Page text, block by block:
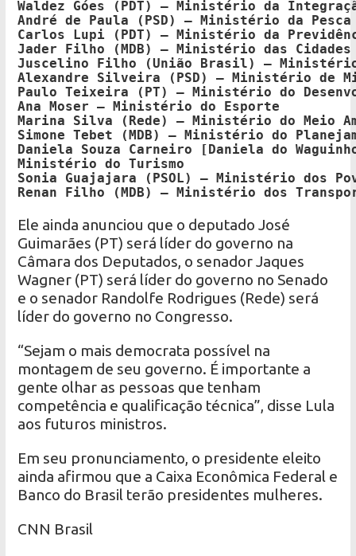
Waldez Góes (PDT) – Ministério da
André de Paula (PSD) – Ministério da Pesca
Carlos Lupi (PDT) – Ministério da
Jader Filho (MDB) – Ministério das Cidades
Juscelino Filho (União Brasil) – Ministério
Alexandre Silveira (PSD) – Ministério de
Paulo Teixeira (PT) – Ministério do
Ana Moser – Ministério do Esporte
Marina Silva (Rede) – Ministério do Meio
Simone Tebet (MDB) – Ministério do
Daniela Souza Carneiro [Daniela do
Ministério do Turismo
Sonia Guajajara (PSOL) – Ministério dos
Renan Filho (MDB) – Ministério dos
Ele ainda anunciou que o deputado José
Guimarães (PT) será líder do governo na
Câmara dos Deputados, o senador Jaques
Wagner (PT) será líder do governo no Senado
e o senador Randolfe Rodrigues (Rede) será
líder do governo no Congresso.
“Sejam o mais democrata possível na
montagem de seu governo. É importante a
gente olhar as pessoas que tenham
competência e qualificação técnica”, disse Lula
aos futuros ministros.
Em seu pronunciamento, o presidente eleito
ainda afirmou que a Caixa Econômica Federal e
Banco do Brasil terão presidentes mulheres.
CNN Brasil